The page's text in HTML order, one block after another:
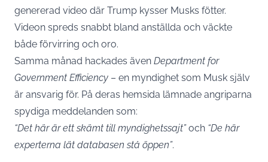
genererad video där Trump kysser Musks fötter.
Videon spreds snabbt bland anställda och väckte
både förvirring och oro.
Samma månad hackades även Department for
Government Efficiency – en myndighet som Musk själv
är ansvarig för. På deras hemsida lämnade angriparna
spydiga meddelanden som:
“Det här är ett skämt till myndighetssajt”och “De här
experterna lät databasen stå öppen”.